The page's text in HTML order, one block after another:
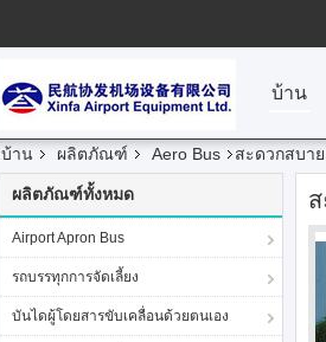
บ้าน
บ้าน ผลิตภัณฑ์ Aero Bus สะดวกสบา
ผลิตภัณฑ์ทั้งหมด
Airport Apron Bus
รถบรรทุกการจัดเลี้ยง
บันไดผู้โดยสารขับเคลื่อนด้วยตนเอง